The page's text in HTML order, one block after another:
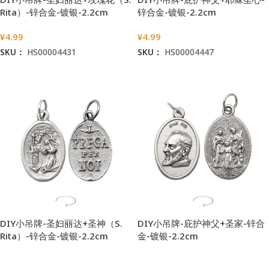
Rita）-锌合金-镀银-2.2cm
¥4.99
SKU： HS00004431
锌合金-镀银-2.2cm
¥4.99
SKU： HS00004447
DIY小吊牌-圣妇丽达+圣神（S.
Rita）-锌合金-镀银-2.2cm
DIY小吊牌-庇护神父+圣家-锌合
金-镀银-2.2cm